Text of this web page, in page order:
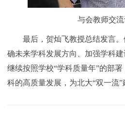
与会教师交
最后，贺灿飞教授总结发言
确未来学科发展方向、加强学科
继续按照学校“学科质量年”的部
科的高质量发展，为北大“双一流”